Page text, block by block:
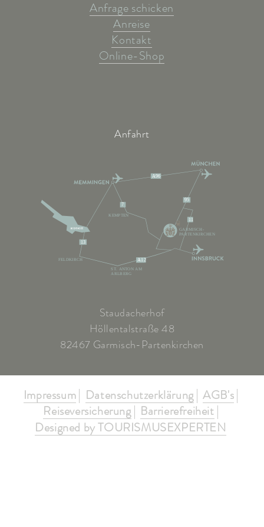
Anfrage schicken
Anreise
Kontakt
Online-Shop
Anfahrt
A96
95
11
7
A12
13
KEMPTEN
ST. ANTON AM
ARLBERG
FELDKIRCH
GARMISCH-
PARTENKIRCHEN
Staudacherhof
Höllentalstraße 48
82467 Garmisch-Partenkirchen
Impressum Datenschutzerklärung
AGB's
Reiseversicherung
Barrierefreiheit
Designed by TOURISMUSEXPERTEN